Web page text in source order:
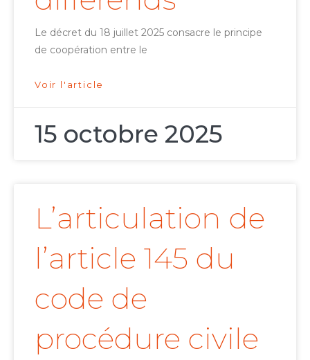
Le décret du 18 juillet 2025 consacre le principe
de coopération entre le
Voir l'article
15 octobre 2025
L’articulation de
l’article 145 du
code de
procédure civile